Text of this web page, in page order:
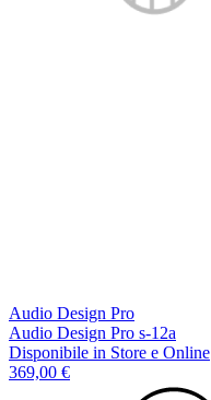
Audio Design Pro
Audio Design Pro s-12a
Disponibile in Store e Online
369,00 €